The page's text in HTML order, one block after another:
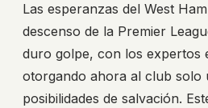
Las esperanzas del West
descenso de la Premier
duro golpe, con los expertos
otorgando ahora al club solo
posibilidades de salvación.